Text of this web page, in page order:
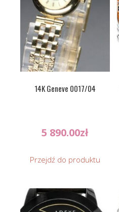
14K Geneve 0017/04
5 890.00zł
Przejdź do produktu